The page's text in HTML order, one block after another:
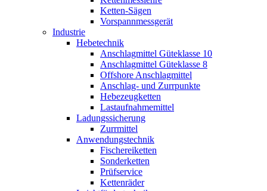
Ketten-Sägen
Vorspannmessgerät
Industrie
Hebetechnik
Anschlagmittel Güteklasse 10
Anschlagmittel Güteklasse 8
Offshore Anschlagmittel
Anschlag- und Zurrpunkte
Hebezeugketten
Lastaufnahmemittel
Ladungssicherung
Zurrmittel
Anwendungstechnik
Fischereiketten
Sonderketten
Prüfservice
Kettenräder